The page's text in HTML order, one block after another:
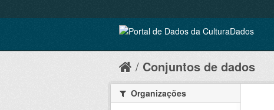
Conjuntos de dados
Organizações